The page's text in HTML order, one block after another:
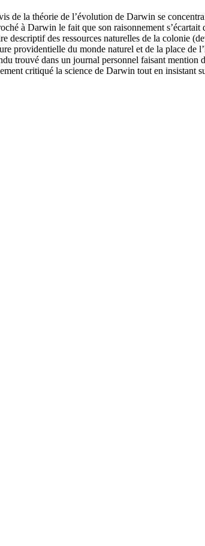
de la théorie de l’évolution de Darwin se
à Darwin le fait que son raisonnement
descriptif des ressources naturelles de la colonie
providentielle du monde naturel et de la place de
trouvé dans un journal personnel faisant mention
critiqué la science de Darwin tout en insistant